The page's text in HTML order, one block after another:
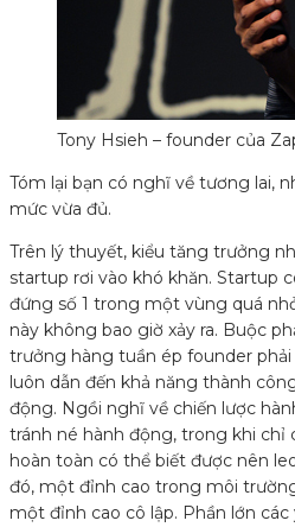
Tony Hsieh – founder của
Tóm lại bạn có nghĩ về tương lai,
mức vừa đủ.
Trên lý thuyết, kiểu tăng trưởng
startup rơi vào khó khăn. Startup
đứng số 1 trong một vùng quá
này không bao giờ xảy ra. Buộc
trưởng hàng tuần ép founder
luôn dẫn đến khả năng thành
động. Ngồi nghĩ về chiến lược
tránh né hành động, trong khi chỉ
hoàn toàn có thể biết được nên
đó, một đỉnh cao trong môi
một đỉnh cao cô lập. Phần lớn